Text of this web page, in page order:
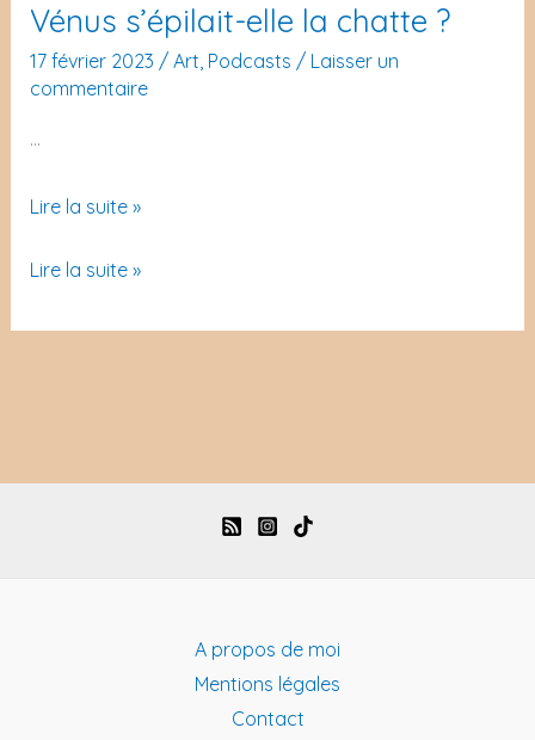
Vénus s’épilait-elle la chatte ?
17 février 2023 / Art Podcasts / Laisser un
commentaire
…
Vénus
elle
Lire la suite »
Vénus
elle
Lire la suite »
A propos de moi
Mentions légales
Contact